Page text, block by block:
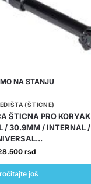
NA STANJU
(ŠTICNE)
ŠTICNA PRO KORYAK
/ 30.9MM / INTERNAL /
rsd
još